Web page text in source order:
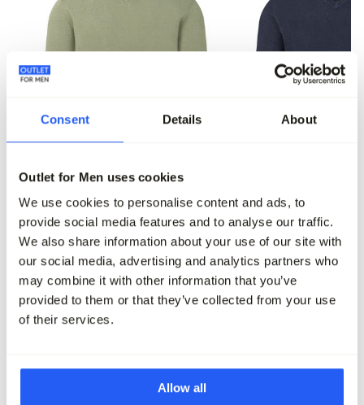
Consent Details About
Outlet for Men uses cookies
We use cookies to personalise content and ads, to
provide social media features and to analyse our traffic.
We also share information about your use of our site with
our social media, advertising and analytics partners who
may combine it with other information that you’ve
provided to them or that they’ve collected from your use
of their services.
Allow all
The BLUEPRINT Premium Trui V-hals
79,95
The BLUEPRINT
79,95
Maak je outfit compleet